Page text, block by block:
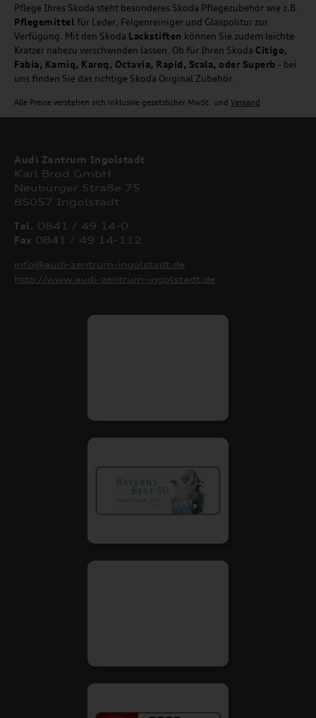
Pflege Ihres Skoda steht besonderes Skoda Pflegezubehör wie z.B.
Pflegemittel für Leder, Felgenreiniger und Glaspolitur zur
Verfügung. Mit den Skoda Lackstiften können Sie zudem leichte
Kratzer nahezu verschwinden lassen. Ob für Ihren Skoda Citigo,
Fabia, Kamiq, Karoq, Octavia, Rapid, Scala, oder Superb - bei
uns finden Sie das richtige Skoda Original Zubehör.
Alle Preise verstehen sich inklusive gesetzlicher MwSt. und Versand
Audi Zentrum Ingolstadt
Karl Brod GmbH
Neuburger Straße 75
85057 Ingolstadt
Tel. 0841 / 49 14-0
Fax 0841 / 49 14-112
info@audi-zentrum-ingolstadt.de
http://www.audi-zentrum-ingolstadt.de